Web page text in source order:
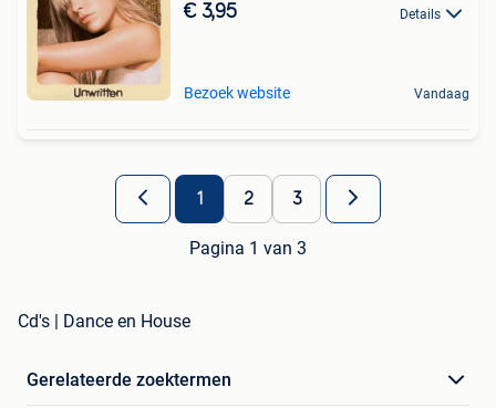
€ 3,95 Details
Bezoek website Vandaag
1 2 3
Pagina 1 van 3
Cd's | Dance en House
Gerelateerde zoektermen